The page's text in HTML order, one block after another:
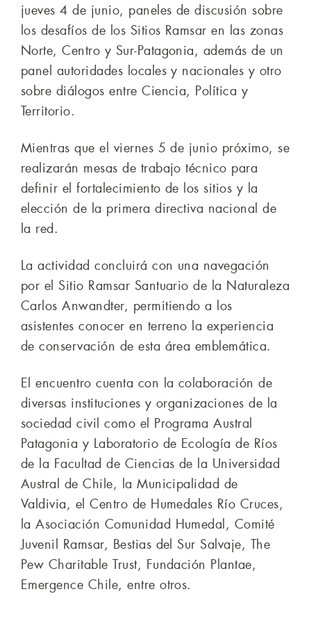
jueves 4 de junio, paneles de discusión sobre
los desafíos de los Sitios Ramsar en las zonas
Norte, Centro y Sur-Patagonia, además de un
panel autoridades locales y nacionales y otro
sobre diálogos entre Ciencia, Política y
Territorio.
Mientras que el viernes 5 de junio próximo, se
realizarán mesas de trabajo técnico para
definir el fortalecimiento de los sitios y la
elección de la primera directiva nacional de
la red.
La actividad concluirá con una navegación
por el Sitio Ramsar Santuario de la Naturaleza
Carlos Anwandter, permitiendo a los
asistentes conocer en terreno la experiencia
de conservación de esta área emblemática.
El encuentro cuenta con la colaboración de
diversas instituciones y organizaciones de la
sociedad civil como el Programa Austral
Patagonia y Laboratorio de Ecología de Ríos
de la Facultad de Ciencias de la Universidad
Austral de Chile, la Municipalidad de
Valdivia, el Centro de Humedales Río Cruces,
la Asociación Comunidad Humedal, Comité
Juvenil Ramsar, Bestias del Sur Salvaje, The
Pew Charitable Trust, Fundación Plantae,
Emergence Chile, entre otros.